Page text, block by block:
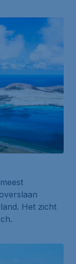
Het zicht